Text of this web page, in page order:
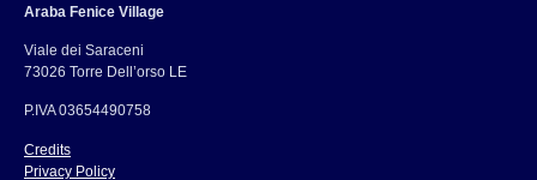
Araba Fenice Village
Viale dei Saraceni
73026 Torre Dell’orso LE
P.IVA 03654490758
Credits
Privacy Policy